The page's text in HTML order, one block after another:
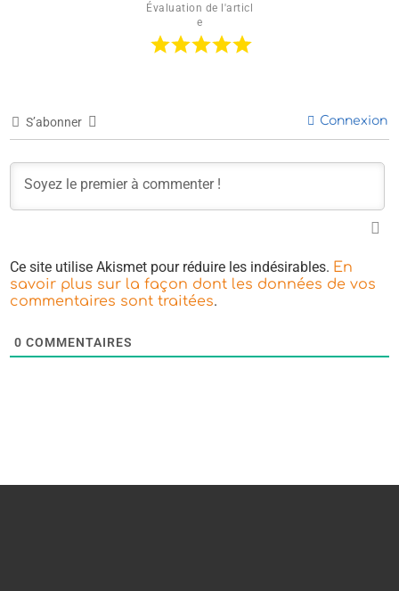
Évaluation de l'articl
e
S’abonner Connexion
Ce site utilise Akismet pour réduire les indésirables. En
savoir plus sur la façon dont les données de vos
commentaires sont traitées.
0 COMMENTAIRES